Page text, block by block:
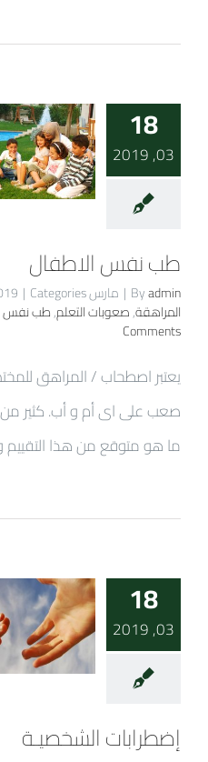
18
03, 2019
طب نفس الاطفال
Byadmin
| مارس 18th, 2019 | Categories:
المراهقة,صعوبات التعلم,طب نفس
Comments
يعتبر اصطحاب / المراهق
صعب على اى أم و أب. كثير من
ما هو متوقع من هذا التقييم
18
03, 2019
إضطرابات الشخصيـة